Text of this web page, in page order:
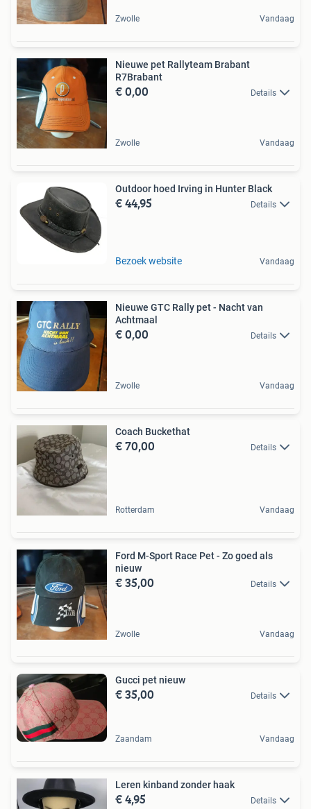
Zwolle Vandaag
Nieuwe pet Rallyteam Brabant
R7Brabant
€ 0,00 Details
Zwolle Vandaag
Outdoor hoed Irving in Hunter Black
€ 44,95 Details
Bezoek website Vandaag
Nieuwe GTC Rally pet - Nacht van
Achtmaal
€ 0,00 Details
Zwolle Vandaag
Coach Buckethat
€ 70,00 Details
Rotterdam Vandaag
Ford M-Sport Race Pet - Zo goed als
nieuw
€ 35,00 Details
Zwolle Vandaag
Gucci pet nieuw
€ 35,00 Details
Zaandam Vandaag
Leren kinband zonder haak
€ 4,95 Details